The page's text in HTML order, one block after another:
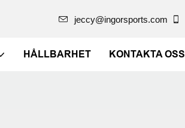
jeccy@ingorsports.com
HÅLLBARHET KONTAKTA OSS